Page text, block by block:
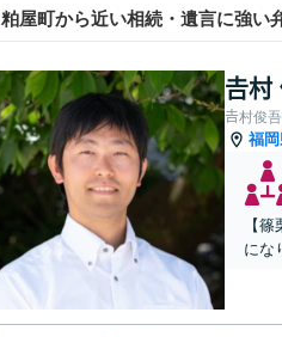
粕屋町から近い相続・遺言に強い
𠮷村
𠮷村俊
福
【
にな